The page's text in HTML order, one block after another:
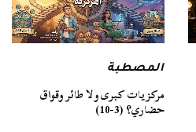
المصطبة
مركزيات كبرى ولا طائر وقواق
حضاري؟ (3-10)